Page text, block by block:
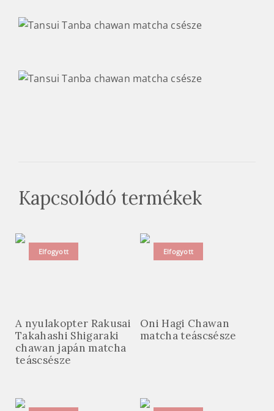
Kapcsolódó termékek
Elfogyott
A nyulakopter Rakusai
Takahashi Shigaraki
chawan japán matcha
teáscsésze
Elfogyott
Oni Hagi Chawan
matcha teáscsésze